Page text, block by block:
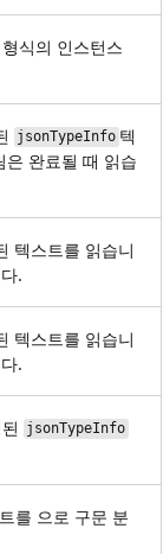
식의 인스턴스
jsonTypeInfo 텍
은 완료될 때 읽습
텍스트를 읽습니
.
텍스트를 읽습니
.
jsonTypeInfo
를 으로 구문 분